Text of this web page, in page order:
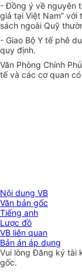
- Đồng ý về nguyên
giả tại Việt Nam”
sách ngoài Quỹ
- Giao Bộ Y tế phê
quy định.
Văn Phòng Chính
tế và các cơ quan
Nội dung VB
Văn bản gốc
Tiếng anh
Lược đồ
VB liên quan
Bản án áp dụng
Vui lòngĐăng ký tài
gốc.